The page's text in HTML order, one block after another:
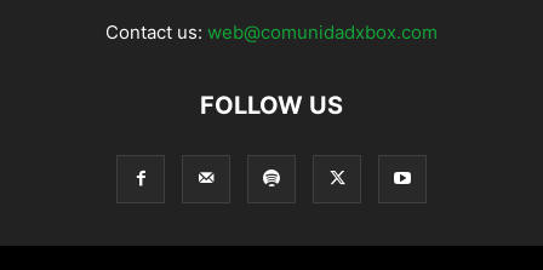
Contact us: web@comunidadxbox.com
FOLLOW US